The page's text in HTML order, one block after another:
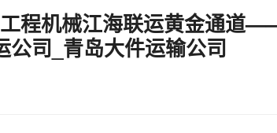
程机械江海联运黄金通道
公司_青岛大件运输公司